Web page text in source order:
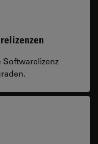
Softwarelizenz